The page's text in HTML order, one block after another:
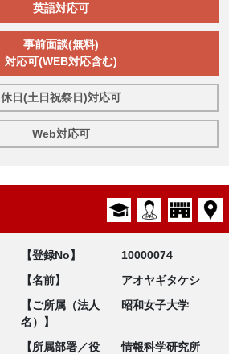
英語対応可
事前面談(無料)
対応可(WEB対応含む)
休日(土日祝祭日)対応可
Web対応可
【登録No】
10000074
【名前】
アオヤギタケシ
【ご所属（法人
名）】
昭和女子大学
【所属部署／役
情報科学研究所